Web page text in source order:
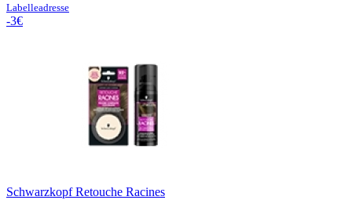
Labelleadresse
-3€
Schwarzkopf Retouche Racines